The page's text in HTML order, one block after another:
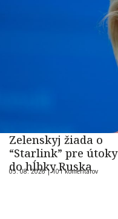
Zelenskyj žiada o
“Starlink” pre útoky
do hĺbky Ruska
05. 08. 2026 |101 komentárov